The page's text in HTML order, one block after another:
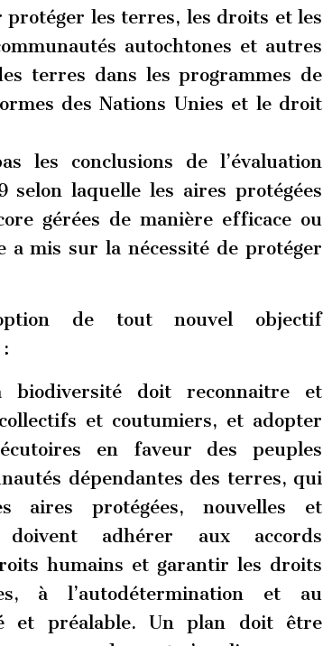
les terres, les droits et les
autochtones et autres
terres dans les programmes de
des Nations Unies et le droit
les conclusions de l’évaluation
selon laquelle les aires protégées
gérées de manière efficace ou
a mis sur la nécessité de protéger
de tout nouvel objectif
doit reconnaitre et
et coutumiers, et adopter
en faveur des peuples
dépendantes des terres, qui
aires protégées, nouvelles et
doivent adhérer aux accords
humains et garantir les droits
à l’autodétermination et au
et préalable. Un plan doit être